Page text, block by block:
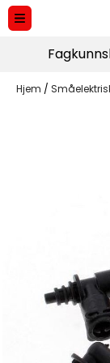
Hopp til innhold
Hjem /